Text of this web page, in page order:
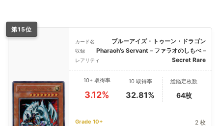
第15位
カード名 ブルーアイズ・トゥーン・ドラゴン
収録 Pharaoh’s Servant – ファラオのしもべ –
レアリティ Secret Rare
10+ 取得率
3.12%
10 取得率
32.81%
総鑑定枚数
64枚
Grade 10+ 2 枚